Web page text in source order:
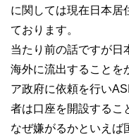
に関しては現在日本居
ております。
当たり前の話ですが日
海外に流出することを
ア政府に依頼を行い
者は口座を開設するこ
なぜ嫌がるかといえば